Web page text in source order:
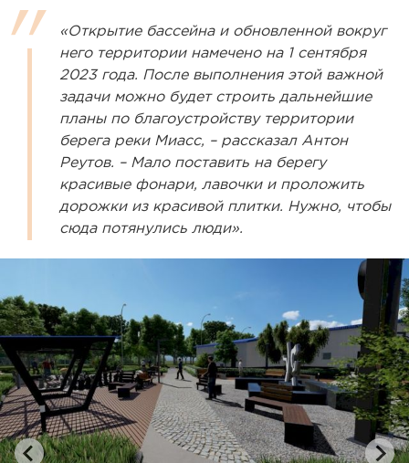
«Открытие бассейна и обновленной вокруг
него территории намечено на 1 сентября
2023 года. После выполнения этой важной
задачи можно будет строить дальнейшие
планы по благоустройству территории
берега реки Миасс, – рассказал Антон
Реутов. – Мало поставить на берегу
красивые фонари, лавочки и проложить
дорожки из красивой плитки. Нужно, чтобы
сюда потянулись люди».